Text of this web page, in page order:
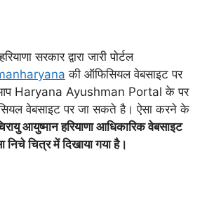
सरकार द्वारा जारी पोर्टल
की ऑफिसियल वेबसाइट पर
आप Haryana Ayushman Portal के पर
वेबसाइट पर जा सकते है। ऐसा करने के
आयुष्मान हरियाणा आधिकारिक वेबसाइट
निचे चित्र में दिखाया गया है।